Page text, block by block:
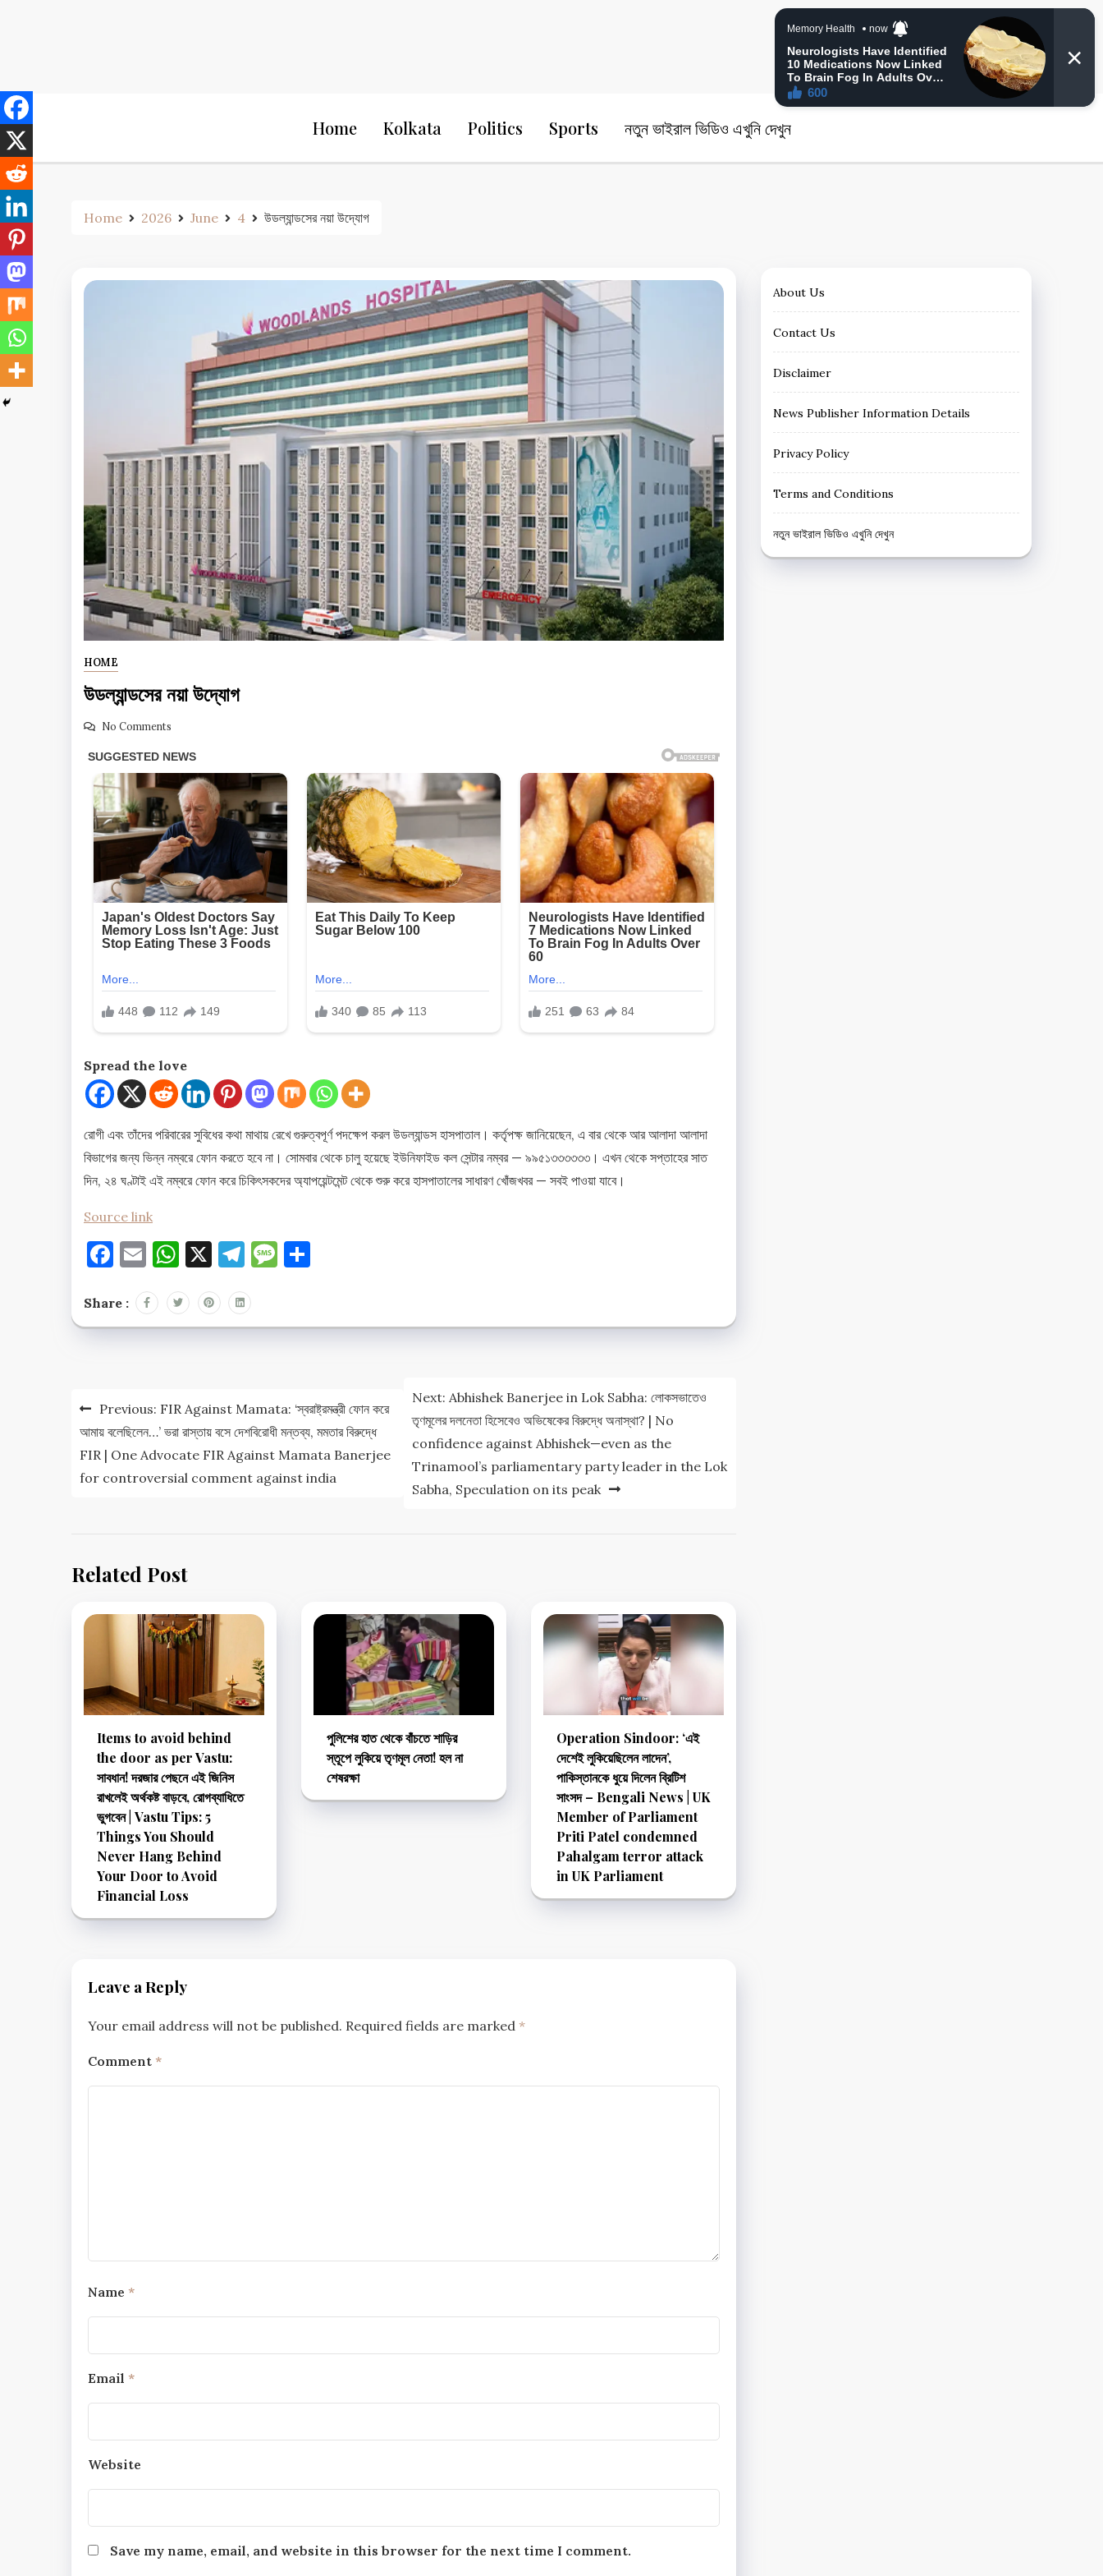
24 Ghanta Bangla News
Home Kolkata Politics Sports নতুন ভাইরাল ভিডিও এখুনি দেখুন
Home 2026 June 4 উডল্যান্ডসের নয়া উদ্যোগ
HOME
উডল্যান্ডসের নয়া উদ্যোগ
No Comments
Spread the love
রোগী এবং তাঁদের পরিবারের সুবিধের কথা মাথায় রেখে গুরুত্বপূর্ণ পদক্ষেপ করল উডল্যান্ডস হাসপাতাল। কর্তৃপক্ষ জানিয়েছেন, এ বার থেকে আর আলাদা আলাদা
বিভাগের জন্য ভিন্ন নম্বরে ফোন করতে হবে না। সোমবার থেকে চালু হয়েছে ইউনিফাইড কল সেন্টার নম্বর — ৯৯৫১৩৩৩৩৩৩। এখন থেকে সপ্তাহের সাত
দিন, ২৪ ঘণ্টাই এই নম্বরে ফোন করে চিকিৎসকদের অ্যাপয়েন্টমেন্ট থেকে শুরু করে হাসপাতালের সাধারণ খোঁজখবর — সবই পাওয়া যাবে।
Source link
Facebook
EmailWhatsApp
X Telegram
Message
Share :
navigation
Previous: FIR Against Mamata: ‘স্বরাষ্ট্রমন্ত্রী ফোন করে
আমায় বলেছিলেন…’ ভরা রাস্তায় বসে দেশবিরোধী মন্তব্য, মমতার বিরুদ্ধে
FIR | One Advocate FIR Against Mamata Banerjee
for controversial comment against india
Next: Abhishek Banerjee in Lok Sabha: লোকসভাতেও
তৃণমূলের দলনেতা হিসেবেও অভিষেকের বিরুদ্ধে অনাস্থা? | No
confidence against Abhishek—even as the
Trinamool’s parliamentary party leader in the Lok
Sabha, Speculation on its peak
Related Post
Items to avoid behind
the door as per Vastu:
সাবধান! দরজার পেছনে এই জিনিস
রাখলেই অর্থকষ্ট বাড়বে, রোগব্যাধিতে
ভুগবেন | Vastu Tips: 5
Things You Should
Never Hang Behind
Your Door to Avoid
Financial Loss
পুলিশের হাত থেকে বাঁচতে শাড়ির
স্তূপে লুকিয়ে তৃণমূল নেতা! হল না
শেষরক্ষা
Operation Sindoor: ‘এই
দেশেই লুকিয়েছিলেন লাদেন’,
পাকিস্তানকে ধুয়ে দিলেন ব্রিটিশ
সাংসদ – Bengali News | UK
Member of Parliament
Priti Patel condemned
Pahalgam terror attack
in UK Parliament
Leave a Reply
Your email address will not be published. Required fields are marked *
Comment *
Name *
Email *
Website
Save my name, email, and website in this browser for the next time I comment.
About Us
Contact Us
Disclaimer
News Publisher Information Details
Privacy Policy
Terms and Conditions
নতুন ভাইরাল ভিডিও এখুনি দেখুন